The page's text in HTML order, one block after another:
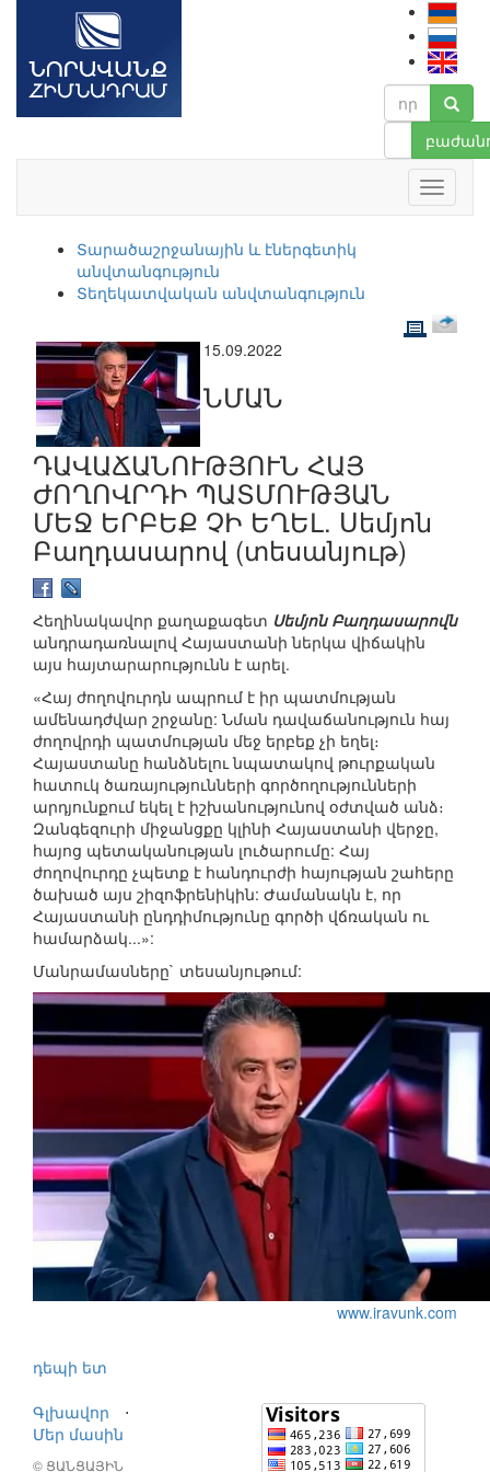
Տարածաշրջանային և էներգետիկ
անվտանգություն
Տեղեկատվական անվտանգություն
15.09.2022
ՆՄԱՆ
ԴԱՎԱՃԱՆՈՒԹՅՈՒՆ ՀԱՅ
ԺՈՂՈՎՐԴԻ ՊԱՏՄՈՒԹՅԱՆ
ՄԵՋ ԵՐԲԵՔ ՉԻ ԵՂԵԼ. Սեմյոն
Բաղդասարով (տեսանյութ)
Հեղինակավոր քաղաքագետ Սեմյոն Բաղդասարովն
անդրադառնալով Հայաստանի ներկա վիճակին
այս հայտարարությունն է արել.
«Հայ ժողովուրդն ապրում է իր պատմության
ամենադժվար շրջանը: Նման դավաճանություն հայ
ժողովրդի պատմության մեջ երբեք չի եղել։
Հայաստանը հանձնելու նպատակով թուրքական
հատուկ ծառայությունների գործողությունների
արդյունքում եկել է իշխանությունով օժտված անձ։
Զանգեզուրի միջանցքը կլինի Հայաստանի վերջը,
հայոց պետականության լուծարումը: Հայ
ժողովուրդը չպետք է հանդուրժի հայության շահերը
ծախած այս շիզոֆրենիկին: Ժամանակն է, որ
Հայաստանի ընդդիմությունը գործի վճռական ու
համարձակ...»:
Մանրամասները` տեսանյութում:
www.iravunk.com
դեպի ետ
Գլխավոր
⋅
Մեր մասին
© ՑԱՆՑԱՅԻՆ